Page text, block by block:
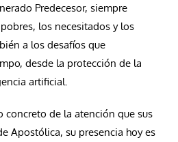
Predecesor, siempre
los necesitados y los
a los desafíos que
desde la protección de la
artificial.
concreto de la atención que sus
Apostólica, su presencia hoy es